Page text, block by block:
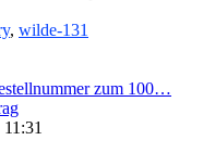
, wilde-131
zum 100…